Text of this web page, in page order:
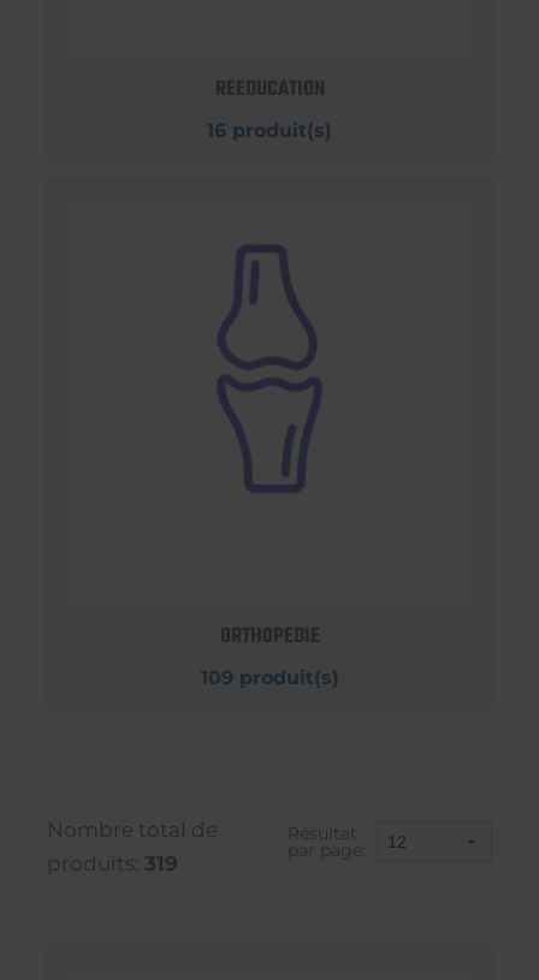
REEDUCATION
16 produit(s)
ORTHOPEDIE
109 produit(s)
Nombre total de
produits: 319
Résultat
par page: